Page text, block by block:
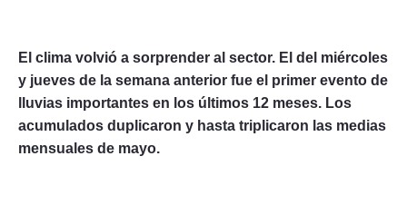
El clima volvió a sorprender al sector. El del miércoles
y jueves de la semana anterior fue el primer evento de
lluvias importantes en los últimos 12 meses. Los
acumulados duplicaron y hasta triplicaron las medias
mensuales de mayo.